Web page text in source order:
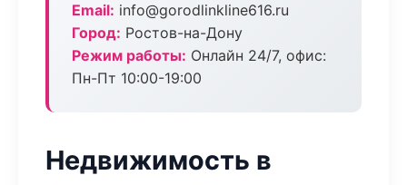
Email: info@gorodlinkline616.ru
Город: Ростов-на-Дону
Режим работы: Онлайн 24/7, офис:
Пн-Пт 10:00-19:00
Недвижимость в